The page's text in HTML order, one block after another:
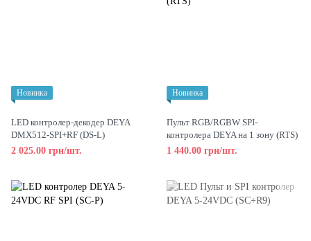
Новинка
LED контролер-декодер DEYA
DMX512-SPI+RF (DS-L)
2 025.00 грн/шт.
Новинка
Пульт RGB/RGBW SPI-
контролера DEYA на 1 зону (RTS)
1 440.00 грн/шт.